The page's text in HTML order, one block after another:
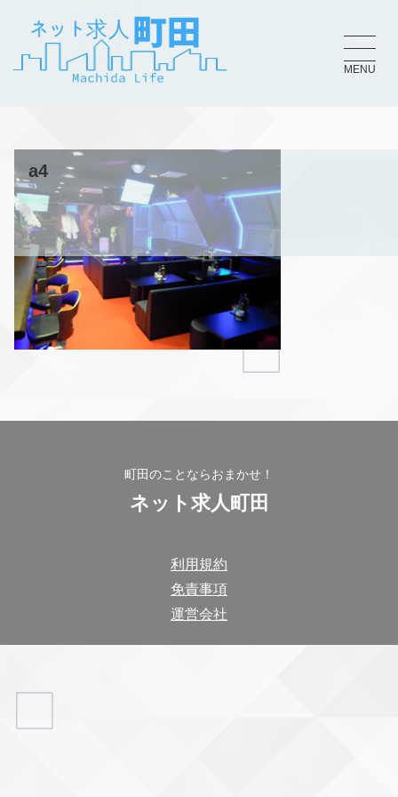
MENU
a4
町田のことならおまかせ！
ネット求人町田
利用規約
免責事項
運営会社